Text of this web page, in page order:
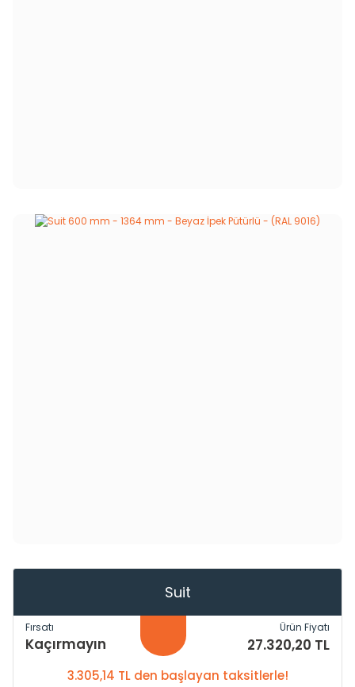
Suit
Fırsatı
Kaçırmayın
Ürün Fiyatı
27.320,20 TL
3.305,14 TL den başlayan taksitlerle!